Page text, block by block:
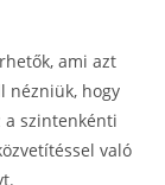
ami azt
nézniük, hogy
a szintenkénti
való